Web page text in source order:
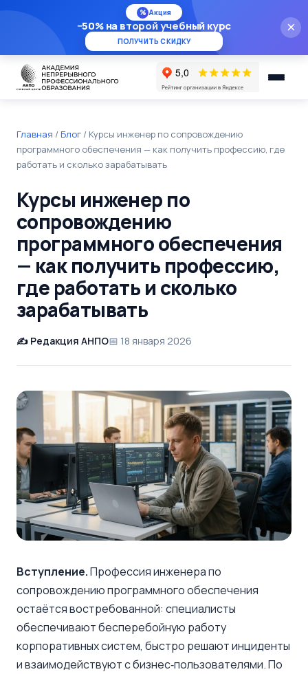
×
% Акция
−50% на второй учебный курс
ПОЛУЧИТЬ СКИДКУ
Главная / Блог / Курсы инженер по сопровождению
программного обеспечения — как получить профессию, где
работать и сколько зарабатывать
Курсы инженер по
сопровождению
программного обеспечения
— как получить профессию,
где работать и сколько
зарабатывать
Редакция АНПО 18 января 2026
Вступление.Профессия инженера по
сопровождению программного обеспечения
остаётся востребованной: специалисты
обеспечивают бесперебойную работу
корпоративных систем, быстро решают инциденты
и взаимодействуют с бизнес‑пользователями. По